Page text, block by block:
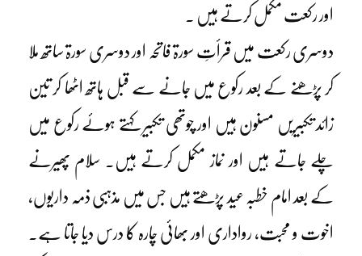
اور رکعت مکمل کرتے ہیں ۔
دوسری رکعت میں قرأتِ سورۃ فاتحہ اور دوسری سورۃ ساتھ ملا
کر پڑھنے کے بعد رکوع میں جانے سے قبل ہاتھ اٹھا کر تین
زائد تکبیریں مسنون ہیں اور چوتھی تکبیر کہتے ہوئے رکوع میں
چلے جاتے ہیں اور نماز مکمل کرتے ہیں۔ سلام پھیرنے
کے بعد امام خطبہ عید پڑھتے ہیں جس میں مذہبی ذمہ داریوں،
اخوت و محبت، رواداری اور بھائی چارہ کا درس دیا جاتا ہے۔